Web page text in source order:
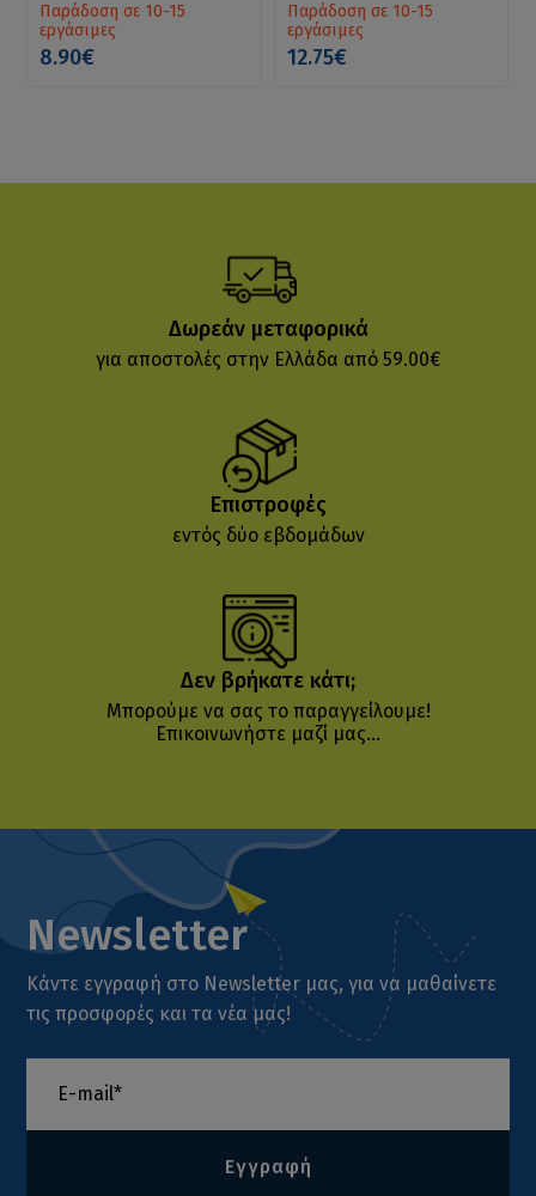
Παράδοση σε 10-15
εργάσιμες
8.90€
Παράδοση σε 10-15
εργάσιμες
12.75€
Δωρεάν μεταφορικά
για αποστολές στην Ελλάδα από 59.00€
Επιστροφές
εντός δύο εβδομάδων
Δεν βρήκατε κάτι;
Μπορούμε να σας το παραγγείλουμε!
Επικοινωνήστε μαζί μας...
Newsletter
Κάντε εγγραφή στο Newsletter μας, για να μαθαίνετε
τις προσφορές και τα νέα μας!
Εγγραφή